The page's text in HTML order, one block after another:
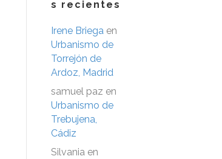
s recientes
Irene Briega en
Urbanismo de
Torrejón de
Ardoz, Madrid
samuel paz en
Urbanismo de
Trebujena,
Cádiz
Silvania en